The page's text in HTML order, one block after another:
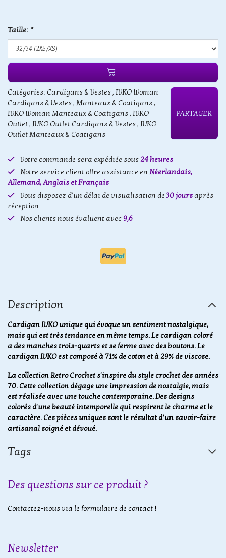
Taille: *
Catégories: Cardigans & Vestes, IVKO Woman
Cardigans & Vestes, Manteaux & Coatigans,
IVKO Woman Manteaux & Coatigans, IVKO
Outlet, IVKO Outlet Cardigans & Vestes, IVKO
Outlet Manteaux & Coatigans
PARTAGER
Votre commande sera expédiée sous24 heures
Notre service client offre assistance en Néerlandais,
Allemand, Anglais et Français
Vous disposez d'un délai de visualisation de30 jours après
réception
Nos clients nous évaluent avec 9,6
Description
Cardigan IVKO unique qui évoque un sentiment nostalgique,
mais qui est très tendance en même temps. Le cardigan coloré
a des manches trois-quarts et se ferme avec des boutons. Le
cardigan IVKO est composé à 71% de coton et à 29% de viscose.
La collection Retro Crochet s'inspire du style crochet des années
70. Cette collection dégage une impression de nostalgie, mais
est réalisée avec une touche contemporaine. Des designs
colorés d'une beauté intemporelle qui respirent le charme et le
caractère. Ces pièces uniques sont le résultat d’un savoir-faire
artisanal soigné et dévoué.
Tags
Des questions sur ce produit ?
Contactez-nous via le formulaire de contact !
Newsletter